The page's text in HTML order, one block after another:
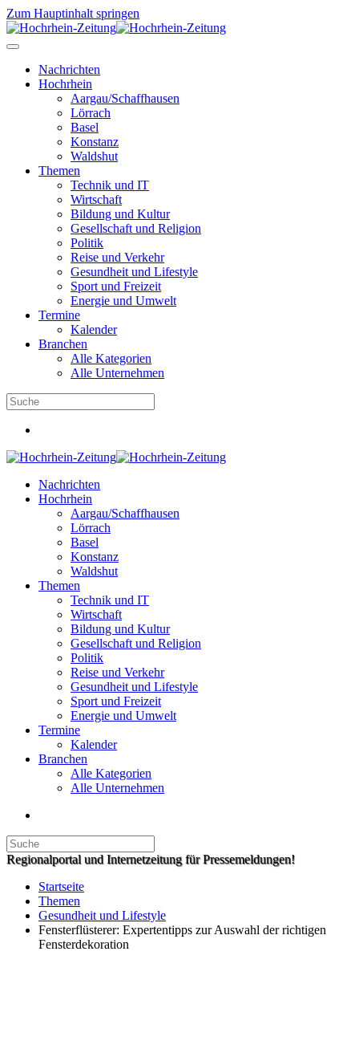
Zum Hauptinhalt springen
Nachrichten
Hochrhein
Aargau/Schaffhausen
Lörrach
Basel
Konstanz
Waldshut
Themen
Technik und IT
Wirtschaft
Bildung und Kultur
Gesellschaft und Religion
Politik
Reise und Verkehr
Gesundheit und Lifestyle
Sport und Freizeit
Energie und Umwelt
Termine
Kalender
Branchen
Alle Kategorien
Alle Unternehmen
Nachrichten
Hochrhein
Aargau/Schaffhausen
Lörrach
Basel
Konstanz
Waldshut
Themen
Technik und IT
Wirtschaft
Bildung und Kultur
Gesellschaft und Religion
Politik
Reise und Verkehr
Gesundheit und Lifestyle
Sport und Freizeit
Energie und Umwelt
Termine
Kalender
Branchen
Alle Kategorien
Alle Unternehmen
Regionalportal und Internetzeitung für Pressemeldungen!
Startseite
Themen
Gesundheit und Lifestyle
Fensterflüsterer: Expertentipps zur Auswahl der richtigen
Fensterdekoration